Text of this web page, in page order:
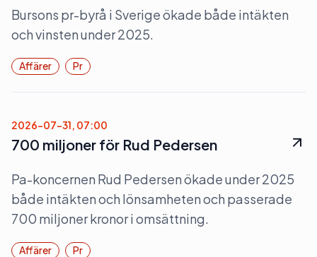
Bursons pr-byrå i Sverige ökade både intäkten
och vinsten under 2025.
Affärer Pr
2026-07-31, 07:00
700 miljoner för Rud Pedersen
Pa-koncernen Rud Pedersen ökade under 2025
både intäkten och lönsamheten och passerade
700 miljoner kronor i omsättning.
Affärer Pr